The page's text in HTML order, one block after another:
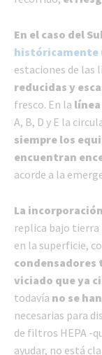
En el caso del
históricamente
estaciones de las
reducidas y
fresco. En la
A, B, D y E la
siempre los
encuentran
acorde a la
La
replica bajo tierra
en la superficie,
condensadores
viciado que ya
todavía no se
necesarias para
de filtros HEPA -
ayudar, no está